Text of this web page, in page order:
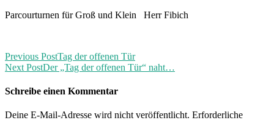
Parcourturnen für Groß und Klein Herr Fibich
Previous PostTag der offenen Tür
Next PostDer „Tag der offenen Tür“ naht…
Schreibe einen Kommentar
Deine E-Mail-Adresse wird nicht veröffentlicht. Erforderliche